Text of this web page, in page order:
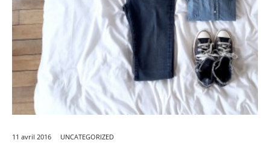
11 avril 2016 UNCATEGORIZED